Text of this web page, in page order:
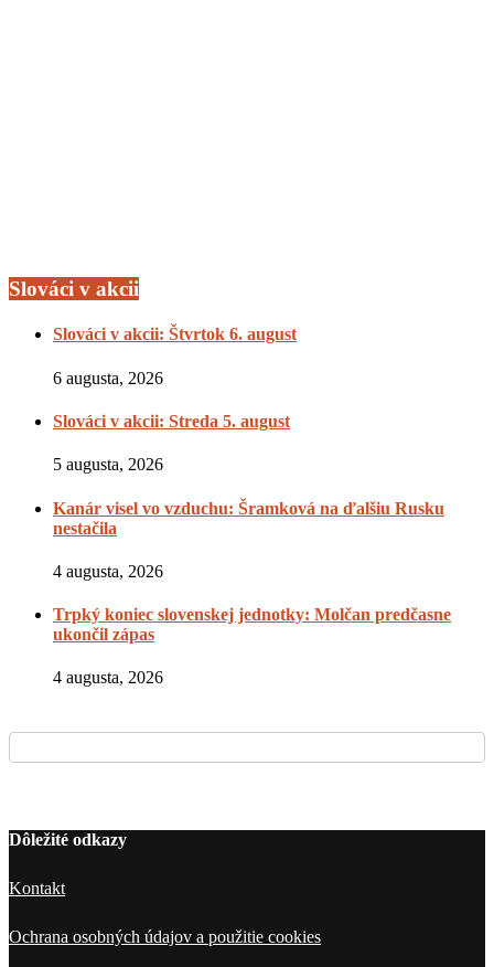
Slováci v akcii
Slováci v akcii: Štvrtok 6. august
6 augusta, 2026
Slováci v akcii: Streda 5. august
5 augusta, 2026
Kanár visel vo vzduchu: Šramková na ďalšiu Rusku
nestačila
4 augusta, 2026
Trpký koniec slovenskej jednotky: Molčan predčasne
ukončil zápas
4 augusta, 2026
Dôležité odkazy
Kontakt
Ochrana osobných údajov a použitie cookies